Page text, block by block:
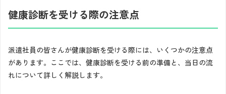
健康診断を受ける際の注意点
派遣社員の皆さんが健康診断を受ける際には、いくつかの注意点
があります。ここでは、健康診断を受ける前の準備と、当日の流
れについて詳しく解説します。